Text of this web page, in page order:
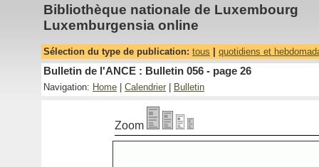
Bibliothèque nationale de Luxembourg
Luxemburgensia online
Sélection du type de publication: tous quotidiens et
Bulletin de l'ANCE : Bulletin 056 - page 26
Navigation: Home Calendrier Bulletin
Zoom